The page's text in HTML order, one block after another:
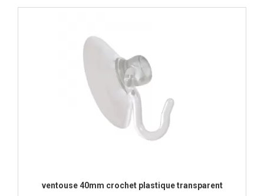
ventouse 40mm crochet plastique transparent